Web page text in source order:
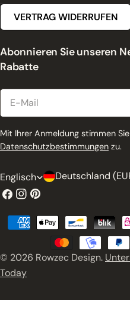
Abonnieren Sie unseren
Rabatte
Mit Ihrer Anmeldung stimmen
Datenschutzbestimmungen zu.
VERTRAG WIDERRUFEN
S
p
c
h
e
Englisch L
n
d
/
Facebook
Instagram
Pinterest
© 2026 Rowzec Design.
Today
Zahlungsmethoden